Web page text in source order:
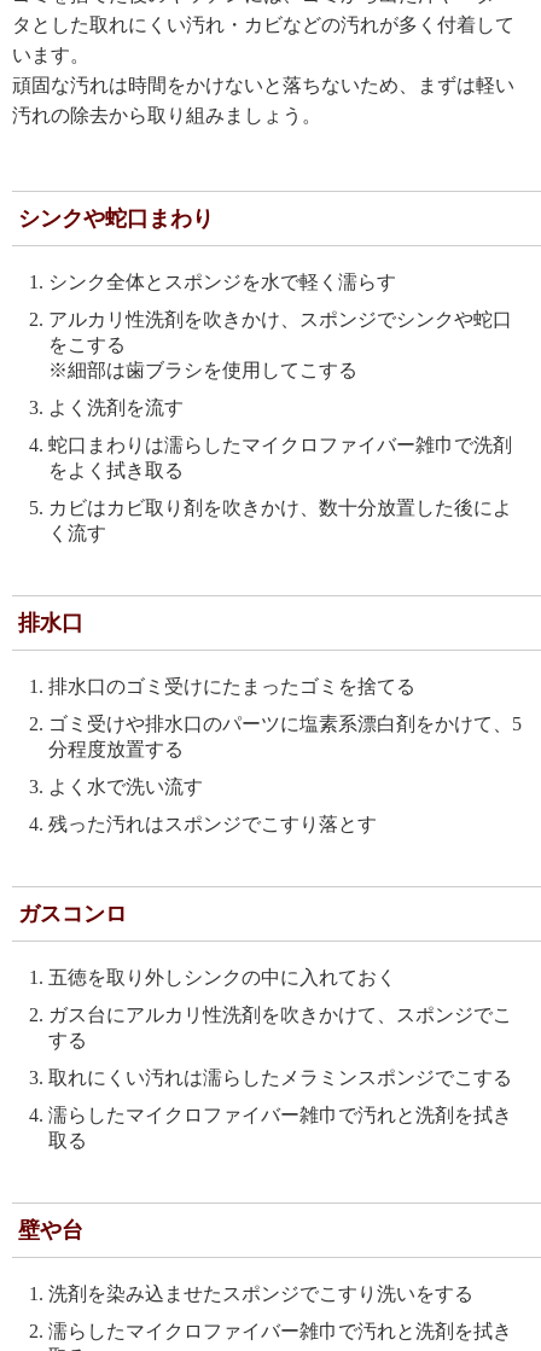
タとした取れにくい汚れ・カビなどの汚れが多く付着して
います。
頑固な汚れは時間をかけないと落ちないため、まずは軽い
汚れの除去から取り組みましょう。
シンクや蛇口まわり
シンク全体とスポンジを水で軽く濡らす
アルカリ性洗剤を吹きかけ、スポンジでシンクや蛇口
をこする
※細部は歯ブラシを使用してこする
よく洗剤を流す
蛇口まわりは濡らしたマイクロファイバー雑巾で洗剤
をよく拭き取る
カビはカビ取り剤を吹きかけ、数十分放置した後によ
く流す
排水口
排水口のゴミ受けにたまったゴミを捨てる
ゴミ受けや排水口のパーツに塩素系漂白剤をかけて、5
分程度放置する
よく水で洗い流す
残った汚れはスポンジでこすり落とす
ガスコンロ
五徳を取り外しシンクの中に入れておく
ガス台にアルカリ性洗剤を吹きかけて、スポンジでこ
する
取れにくい汚れは濡らしたメラミンスポンジでこする
濡らしたマイクロファイバー雑巾で汚れと洗剤を拭き
取る
壁や台
洗剤を染み込ませたスポンジでこすり洗いをする
濡らしたマイクロファイバー雑巾で汚れと洗剤を拭き